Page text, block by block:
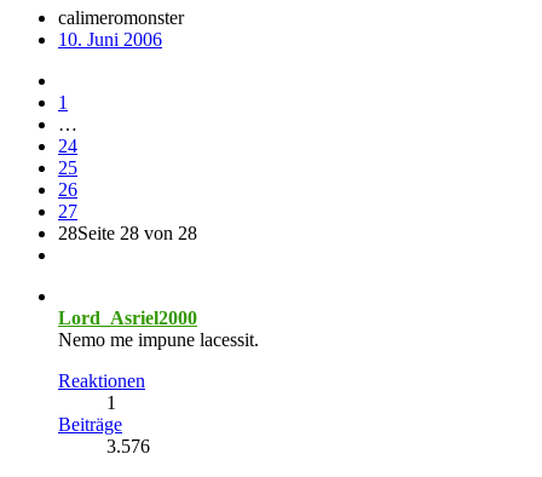
calimeromonster
10. Juni 2006
1
…
24
25
26
27
28Seite 28 von 28
Lord_Asriel2000
Nemo me impune lacessit.
Reaktionen
1
Beiträge
3.576